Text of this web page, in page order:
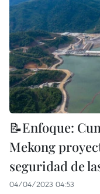
📝Enfoque:
Mekong
seguridad de
04/04/2023 04:53